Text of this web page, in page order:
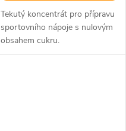
Tekutý koncentrát pro přípravu
sportovního nápoje s nulovým
obsahem cukru.